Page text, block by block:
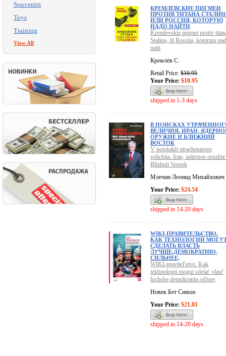
Souvenirs
Toys
Training
View All
КРЕМЛЕВСКИЕ ПИГМЕИ
ПРОТИВ ТИТАНА
ИЛИ РОССИЯ, КОТОРУЮ
НАДО НАЙТИ
Kremlevskie pigmei protiv
Stalina, ili Rossiia, kotoruiu
naiti
Кремлёв С.
Retail Price: $16.95
Your Price: $10.95
shipped in 1-3 days
В ПОИСКАХ
ВЕЛИЧИЯ. ИРАН,
ОРУЖИЕ И БЛИЖНИЙ
ВОСТОК
V poiskakh utrachennogo
velichiia. Iran, iadernoe
Blizhnii Vostok
Млечин Леонид Михайлович
Your Price: $24.54
shipped in 14-20 days
WIKI-ПРАВИТЕЛЬСТВО.
КАК ТЕХНОЛОГИИ
СДЕЛАТЬ ВЛАСТЬ
ЛУЧШЕ,ДЕМОКРАТИЮ-
СИЛЬНЕЕ,
WIKI-pravitel'stvo. Kak
tekhnologii mogut sdelat' vlast'
luchshe,demokratiiu-sil'nee,
Новек Бет Симон
Your Price: $21.81
shipped in 14-20 days